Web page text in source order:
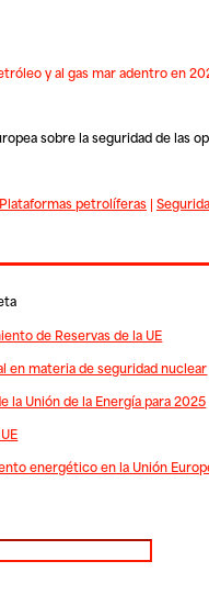
y al gas mar adentro en
sobre la seguridad de las
Plataformas petrolíferas|
de Reservas de la UE
en materia de seguridad nuclear
la Unión de la Energía para 2025
energético en la Unión